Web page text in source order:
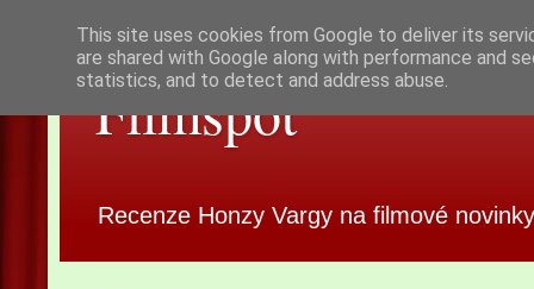
Filmspot
Recenze Honzy Vargy na filmové
This site uses cookies from Google to deliver its
are shared with Google along with performance and
statistics, and to detect and address abuse.